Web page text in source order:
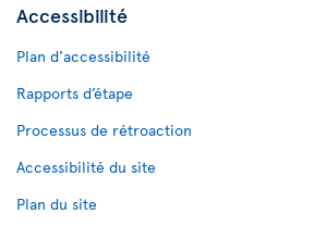
Accessibilité
Plan d'accessibilité
Rapports d’étape
Processus de rétroaction
Accessibilité du site
Plan du site